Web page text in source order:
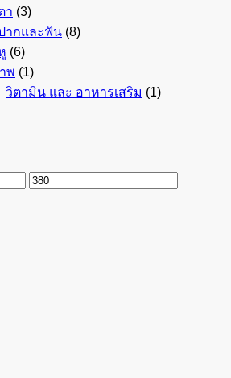
า (3)
ากและฟัน (8)
(6)
พ (1)
วิตามิน และ อาหารเสริม (1)
ราคา